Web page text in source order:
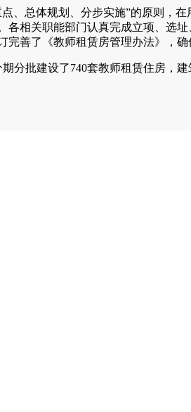
总体规划、分步实施”的原则，
各相关职能部门认真完成立项、选
善了《教师租赁房管理办法》，确
批建设了740套教师租赁住房，